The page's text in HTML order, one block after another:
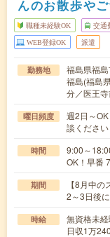
んのお散歩や
職種未経験OK 交通
WEB登録OK 派遣
勤務地
福島県福
福島(福島
分／医王
曜日頻度
週2日～
談ください
時間
9:00～
OK！早番
期間
【8月中
2～3日後
時給
無資格未
日収1万